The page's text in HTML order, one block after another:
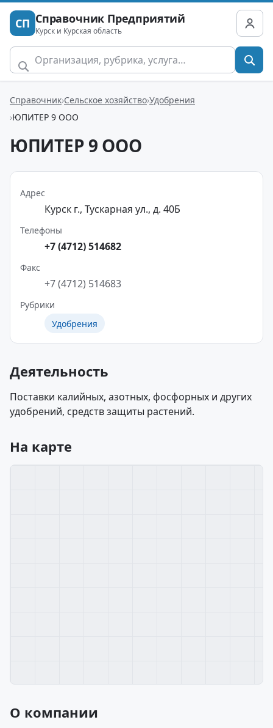
СП Справочник Предприятий
Курск и Курская область
Справочник Сельское хозяйство Удобрения
ЮПИТЕР 9 ООО
ЮПИТЕР 9 ООО
Адрес
Курск г., Тускарная ул., д. 40Б
Телефоны
+7 (4712) 514682
Факс
+7 (4712) 514683
Рубрики
Удобрения
Деятельность
Поставки калийных, азотных, фосфорных и других
удобрений, средств защиты растений.
На карте
О компании